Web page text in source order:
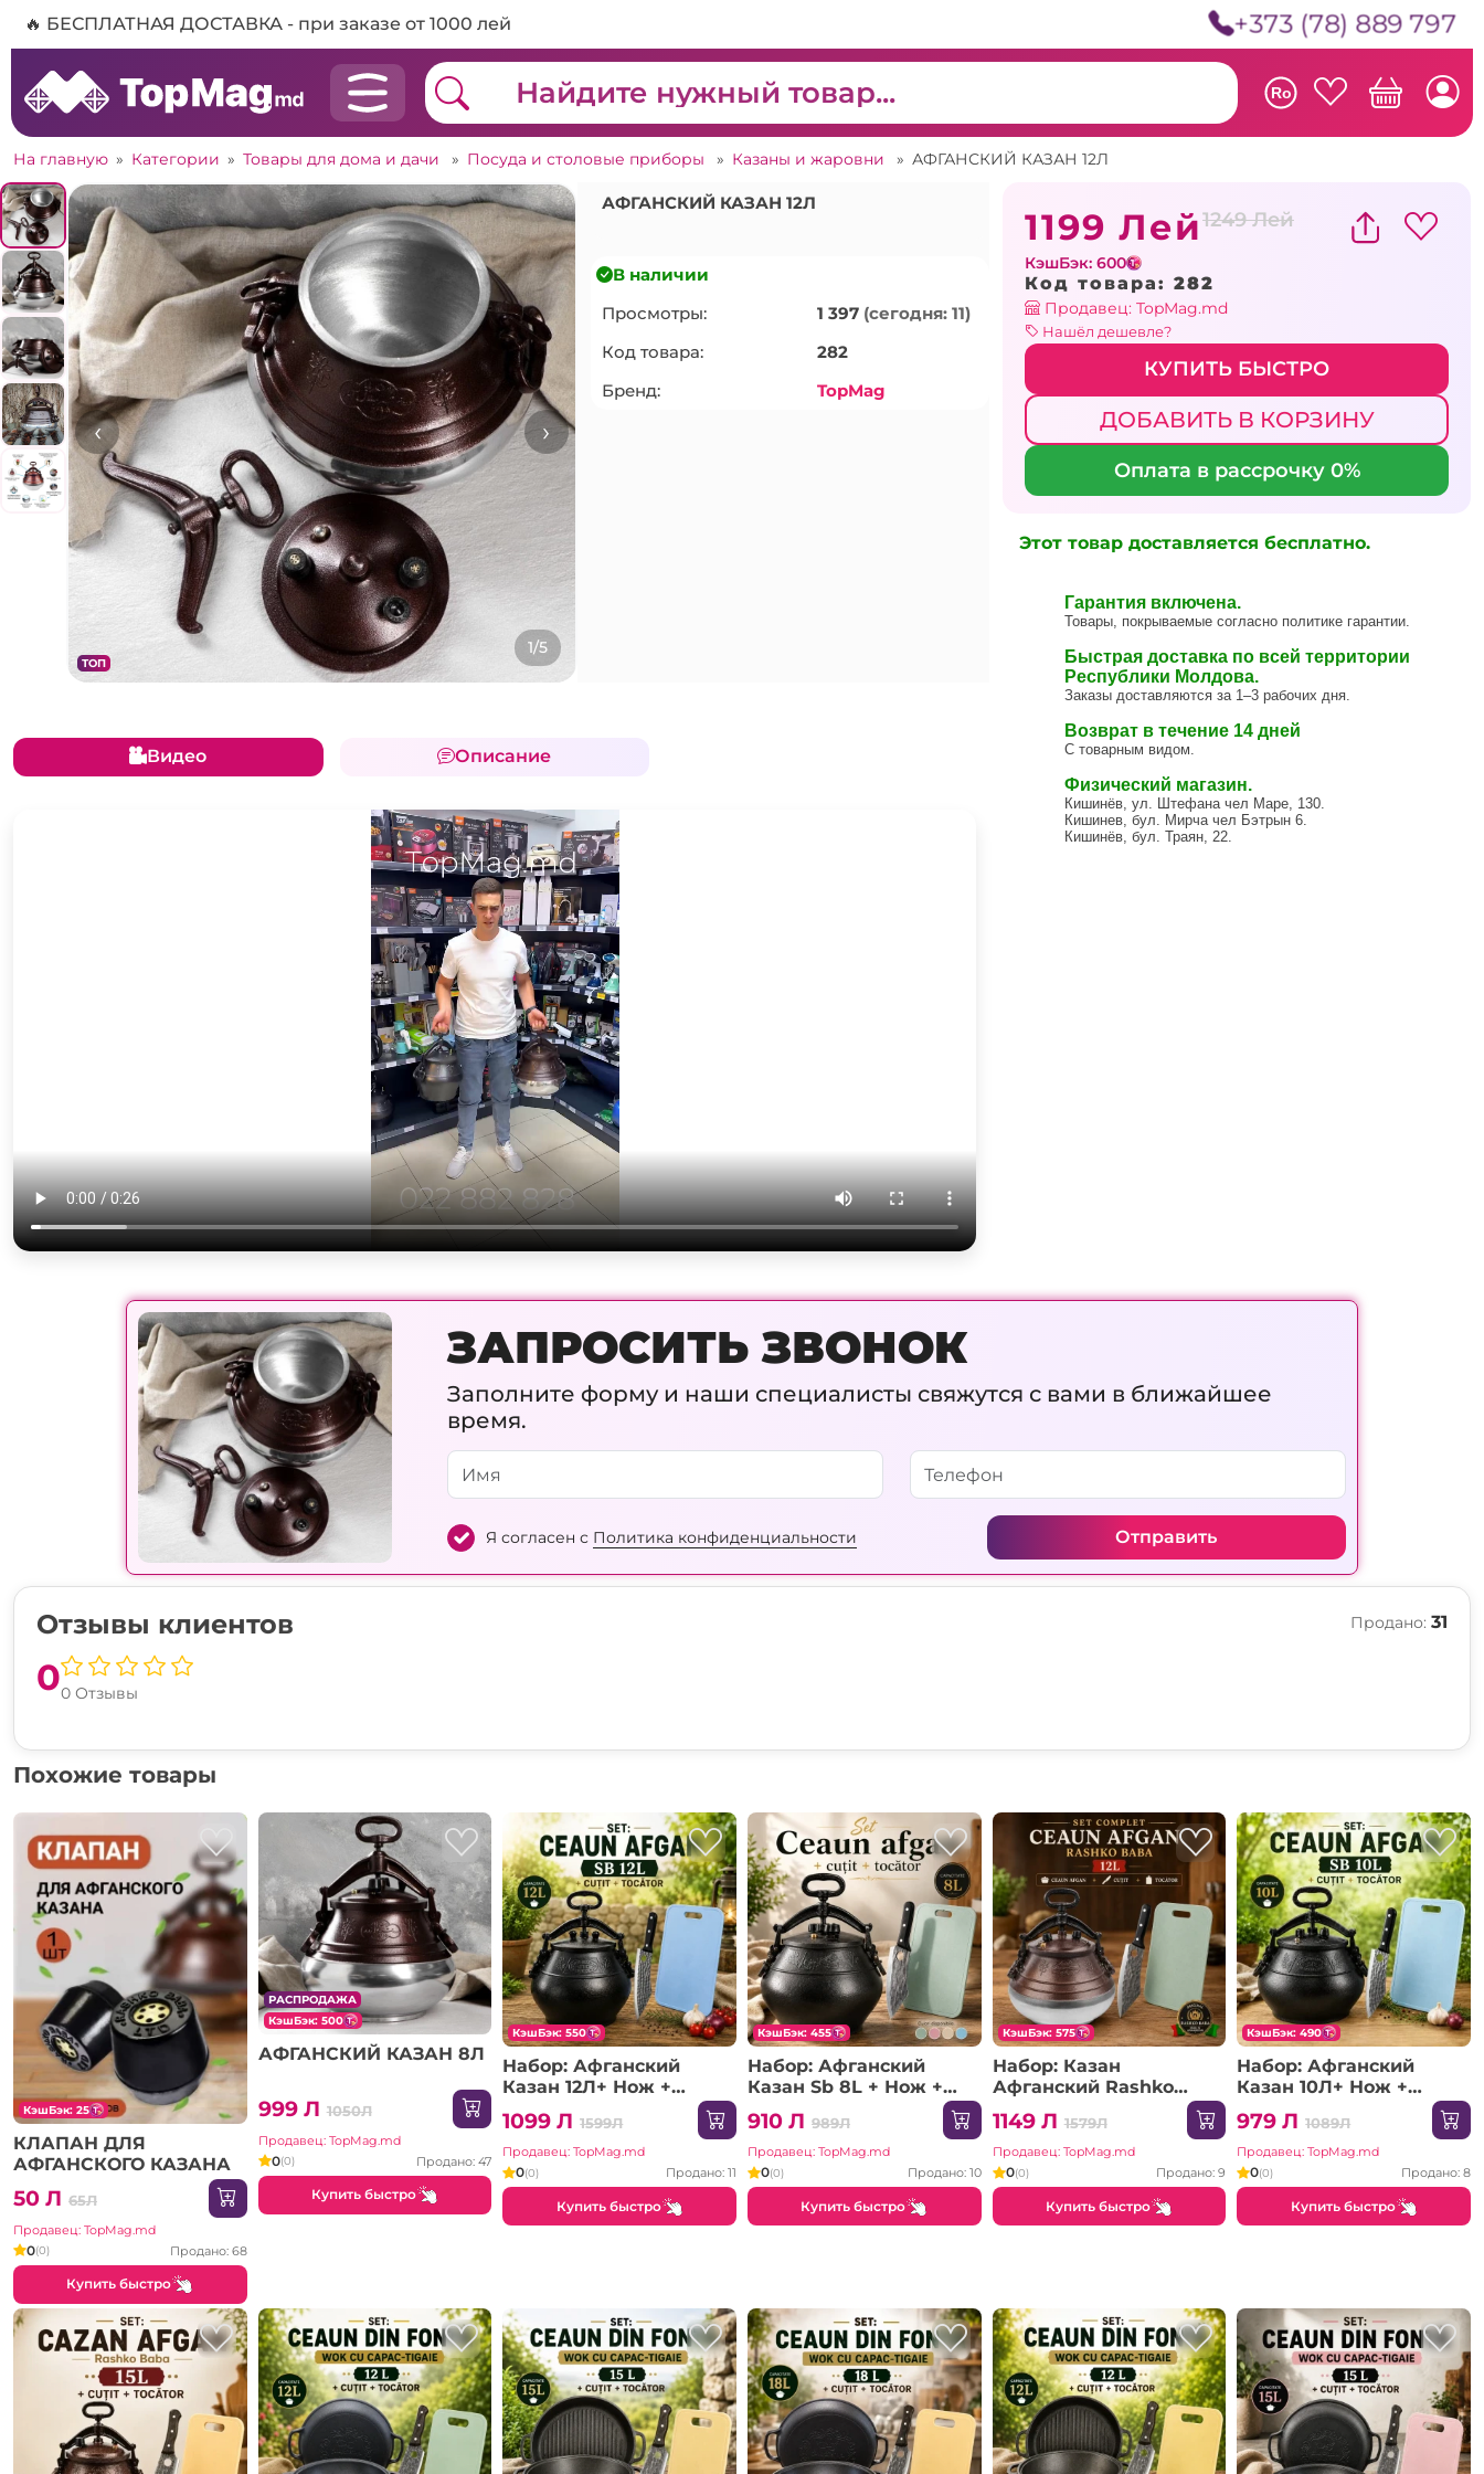
🔥 БЕСПЛАТНАЯ ДОСТАВКА - при заказе от 1000 лей +373 (78) 889 797
Ro
На главную » Категории » Товары для дома и дачи » Посуда и столовые приборы » Казаны и жаровни » АФГАНСКИЙ КАЗАН 12Л
ТОП
1/5
‹ ›
АФГАНСКИЙ КАЗАН 12Л
В наличии
Просмотры:
1 397 (сегодня: 11)
Код товара:
282
Бренд:
TopMag
Видео Описание
1199 Лей1249 Лей
КэшБэк: 600
Код товара: 282
Продавец: TopMag.md
Нашёл дешевле?
КУПИТЬ БЫСТРО
ДОБАВИТЬ В КОРЗИНУ
Оплата в рассрочку 0%
Этот товар доставляется бесплатно.
Гарантия включена.
Товары, покрываемые согласно политике гарантии.
Быстрая доставка по всей территории
Республики Молдова.
Заказы доставляются за 1–3 рабочих дня.
Возврат в течение 14 дней
С товарным видом.
Физический магазин.
Кишинёв, ул. Штефана чел Маре, 130.
Кишинев, бул. Мирча чел Бэтрын 6.
Кишинёв, бул. Траян, 22.
ЗАПРОСИТЬ ЗВОНОК
Заполните форму и наши специалисты свяжутся с вами в ближайшее
время.
Я согласен с Политика конфиденциальности Отправить
Отзывы клиентов
00 Отзывы
Продано: 31
Похожие товары
КэшБэк: 25
КЛАПАН ДЛЯ
АФГАНСКОГО КАЗАНА
50 Л 65Л
Продавец: TopMag.md
0(0) Продано: 68
Купить быстро
РАСПРОДАЖА
КэшБэк: 500
АФГАНСКИЙ КАЗАН 8Л
999 Л 1050Л
Продавец: TopMag.md
0(0) Продано: 47
Купить быстро
КэшБэк: 550
Набор: Афганский
Казан 12Л+ Нож +
Доска
1099 Л 1599Л
Продавец: TopMag.md
0(0) Продано: 11
Купить быстро
КэшБэк: 455
Набор: Афганский
Казан Sb 8L + Нож +
Доска
910 Л 989Л
Продавец: TopMag.md
0(0) Продано: 10
Купить быстро
КэшБэк: 575
Набор: Казан
Афганский Rashko
Baba 12 Л + Нож +
Доска
1149 Л 1579Л
Продавец: TopMag.md
0(0) Продано: 9
Купить быстро
КэшБэк: 490
Набор: Афганский
Казан 10Л+ Нож +
Доска
979 Л 1089Л
Продавец: TopMag.md
0(0) Продано: 8
Купить быстро